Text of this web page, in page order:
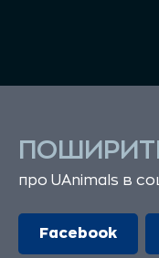
про UAnimals в
Facebook